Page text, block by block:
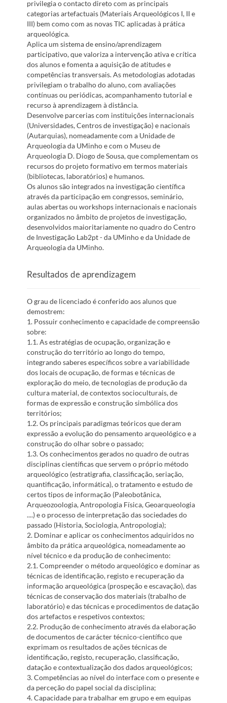
privilegia o contacto direto com as principais
categorias artefactuais (Materiais Arqueológicos I, II e
III) bem como com as novas TIC aplicadas à prática
arqueológica.
Aplica um sistema de ensino/aprendizagem
participativo, que valoriza a intervenção ativa e crítica
dos alunos e fomenta a aquisição de atitudes e
competências transversais. As metodologias adotadas
privilegiam o trabalho do aluno, com avaliações
contínuas ou periódicas, acompanhamento tutorial e
recurso à aprendizagem à distância.
Desenvolve parcerias com instituições internacionais
(Universidades, Centros de investigação) e nacionais
(Autarquias), nomeadamente com a Unidade de
Arqueologia da UMinho e com o Museu de
Arqueologia D. Diogo de Sousa, que complementam os
recursos do projeto formativo em termos materiais
(bibliotecas, laboratórios) e humanos.
Os alunos são integrados na investigação científica
através da participação em congressos, seminário,
aulas abertas ou workshops internacionais e nacionais
organizados no âmbito de projetos de investigação,
desenvolvidos maioritariamente no quadro do Centro
de Investigação Lab2pt - da UMinho e da Unidade de
Arqueologia da UMinho.
Resultados de aprendizagem
O grau de licenciado é conferido aos alunos que
demostrem:
1. Possuir conhecimento e capacidade de compreensão
sobre:
1.1. As estratégias de ocupação, organização e
construção do território ao longo do tempo,
integrando saberes específicos sobre a variabilidade
dos locais de ocupação, de formas e técnicas de
exploração do meio, de tecnologias de produção da
cultura material, de contextos socioculturais, de
formas de expressão e construção simbólica dos
territórios;
1.2. Os principais paradigmas teóricos que deram
expressão a evolução do pensamento arqueológico e a
construção do olhar sobre o passado;
1.3. Os conhecimentos gerados no quadro de outras
disciplinas científicas que servem o próprio método
arqueológico (estratigrafia, classificação, seriação,
quantificação, informática), o tratamento e estudo de
certos tipos de informação (Paleobotânica,
Arqueozoologia, Antropologia Física, Geoarqueologia
....) e o processo de interpretação das sociedades do
passado (Historia, Sociologia, Antropologia);
2. Dominar e aplicar os conhecimentos adquiridos no
âmbito da prática arqueológica, nomeadamente ao
nível técnico e da produção de conhecimento:
2.1. Compreender o método arqueológico e dominar as
técnicas de identificação, registo e recuperação da
informação arqueológica (prospeção e escavação), das
técnicas de conservação dos materiais (trabalho de
laboratório) e das técnicas e procedimentos de datação
dos artefactos e respetivos contextos;
2.2. Produção de conhecimento através da elaboração
de documentos de carácter técnico-científico que
exprimam os resultados de ações técnicas de
identificação, registo, recuperação, classificação,
datação e contextualização dos dados arqueológicos;
3. Competências ao nível do interface com o presente e
da perceção do papel social da disciplina;
4. Capacidade para trabalhar em grupo e em equipas